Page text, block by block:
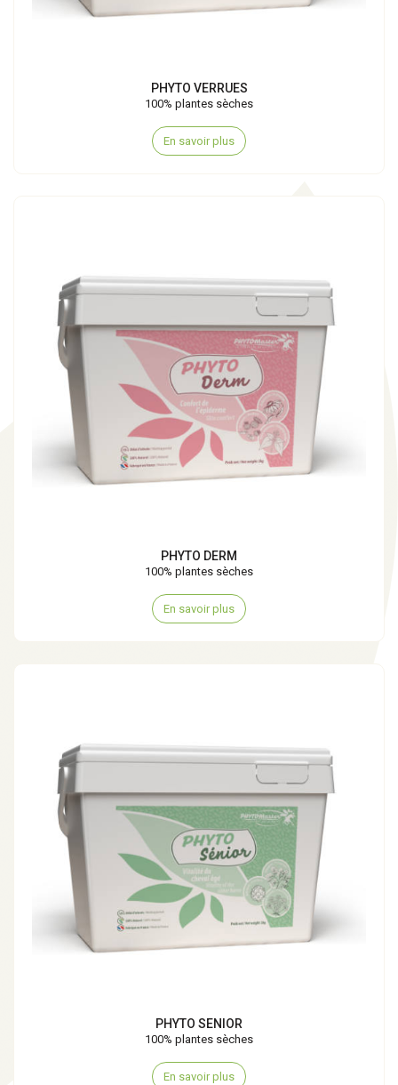
PHYTO VERRUES
100% plantes sèches
En savoir plus
PHYTO DERM
100% plantes sèches
En savoir plus
PHYTO SENIOR
100% plantes sèches
En savoir plus